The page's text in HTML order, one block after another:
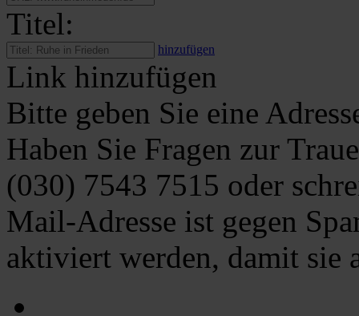
Titel:
hinzufügen
Link hinzufügen
Bitte geben Sie eine
Haben Sie Fragen zur
(030) 7543 7515 oder
Mail-Adresse ist gegen
aktiviert werden, damit sie